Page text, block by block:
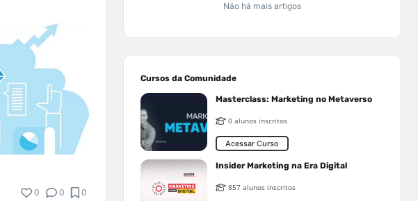
0 0 0
Não há mais artigos
Cursos da Comunidade
Masterclass: Marketing no Metaverso
0 alunos inscritos
Acessar Curso
Insider Marketing na Era Digital
857 alunos inscritos